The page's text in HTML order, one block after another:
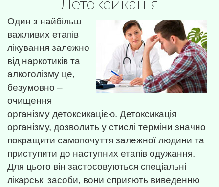
Детоксикація
Один з найбільш
важливих етапів
лікування залежно
від наркотиків та
алкоголізму це,
безумовно –
очищення
організму детоксикацією. Детоксикація
організму, дозволить у стислі терміни значно
покращити самопочуття залежної людини та
приступити до наступних етапів одужання.
Для цього він застосовуються спеціальні
лікарські засоби, вони сприяють виведенню